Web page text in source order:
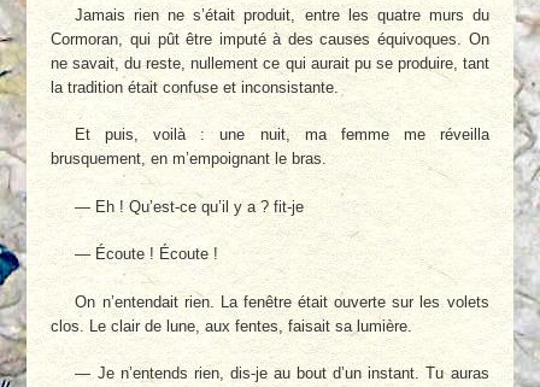
Jamais rien ne s’était produit, entre les quatre murs du
Cormoran, qui pût être imputé à des causes équivoques. On
ne savait, du reste, nullement ce qui aurait pu se produire, tant
la tradition était confuse et inconsistante.
Et puis, voilà : une nuit, ma femme me réveilla
brusquement, en m’empoignant le bras.
— Eh ! Qu’est-ce qu’il y a ? fit-je
— Écoute ! Écoute !
On n’entendait rien. La fenêtre était ouverte sur les volets
clos. Le clair de lune, aux fentes, faisait sa lumière.
— Je n’entends rien, dis-je au bout d’un instant. Tu auras